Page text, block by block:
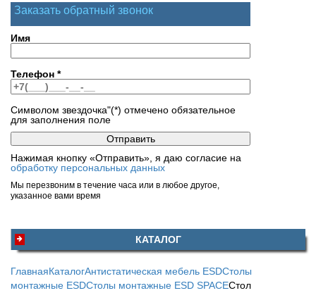
Заказать обратный звонок
Имя
Телефон *
Символом звездочка"(*) отмечено обязательное
для заполнения поле
Нажимая кнопку «Отправить», я даю согласие на
обработку персональных данных
Мы перезвоним в течение часа или в любое другое,
указанное вами время
КАТАЛОГ
ГлавнаяКаталогАнтистатическая мебель ESDСтолы
монтажные ESDСтолы монтажные ESD SPACEСтол